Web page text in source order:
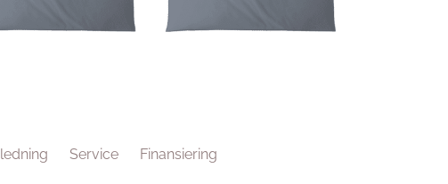
Service Finansiering